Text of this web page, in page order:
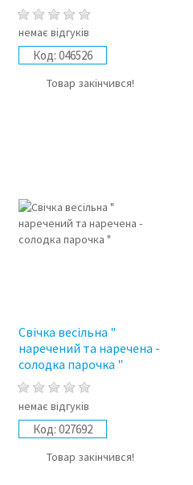
немає відгуків
Код: 046526
Товар закінчився!
Свічка весільна "
наречений та наречена -
солодка парочка "
немає відгуків
Код: 027692
Товар закінчився!